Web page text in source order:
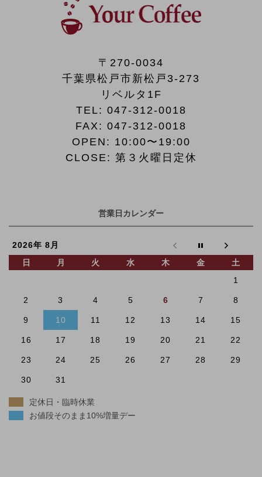
〒270-0034
千葉県松戸市新松戸3-273
リベルタ1F
TEL: 047-312-0018
FAX: 047-312-0018
OPEN: 10:00〜19:00
CLOSE: 第３火曜日定休
営業日カレンダー
2026年 8月
日
月 火 水 木 金
土
1
2 3 4 5 6 7 8
9 10 11 12 13 14 15
16 17 18 19 20 21 22
23 24 25 26 27 28 29
30 31
定休日・臨時休業
お値段そのまま10%増量デー